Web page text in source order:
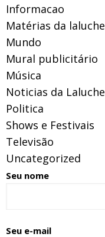
Informacao
Matérias da laluche
Mundo
Mural publicitário
Música
Noticias da Laluche
Politica
Shows e Festivais
Televisão
Uncategorized
Seu nome
Seu e-mail